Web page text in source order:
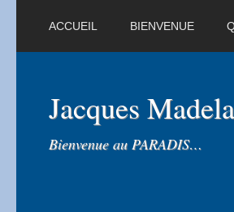
ACCUEIL BIENVENUE
Jacques
Bienvenue au PARADIS…